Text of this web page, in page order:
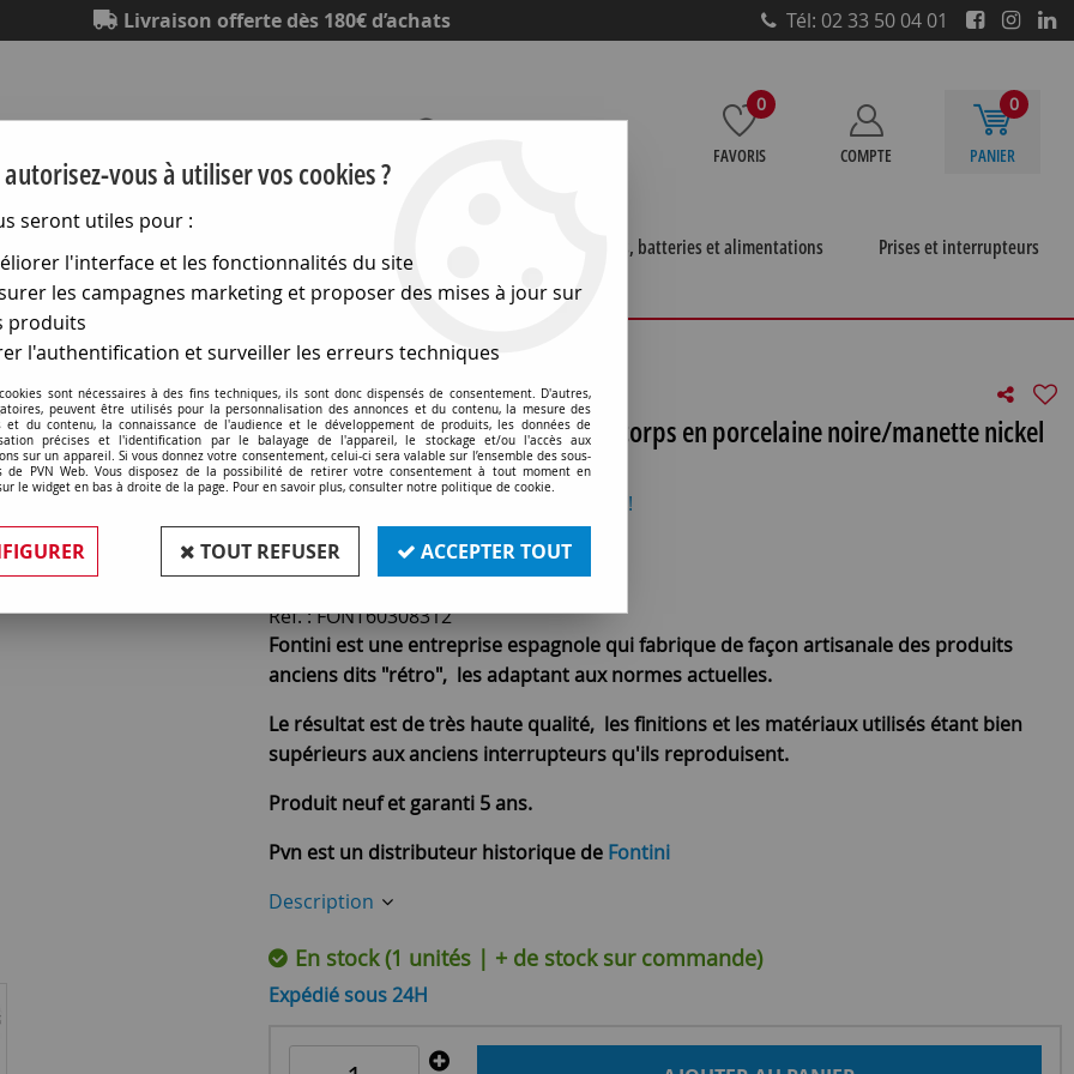
Livraison offerte dès 180€ d’achats Tél: 02 33 50 04 01
0
FAVORIS COMPTE
0
PANIER
Piles, batteries et alimentations
Prises et interrupteurs
interrupteurs en saillie Dimbler>Interrupteur Dimbler va-et-vient, corps en porcelaine noire/manette nickel
Interrupteur Dimbler va-et-vient, corps en porcelaine noire/manette nickel
noir (60308312)
Soyez le premier à donner votre avis !
46,90 €TTC
Réf. :FONT60308312
Fontini est une entreprise espagnole qui fabrique de façon artisanale des produits
anciens dits "rétro", les adaptant aux normes actuelles.
Le résultat est de très haute qualité, les finitions et les matériaux utilisés étant bien
supérieurs aux anciens interrupteurs qu'ils reproduisent.
Produit neuf et garanti 5 ans.
Pvn est un distributeur historique de Fontini
Description
En stock (1 unités | + de stock sur commande)
Expédié sous 24H
vous à utiliser vos cookies ?
seront utiles pour :
l'interface et les fonctionnalités du site
les campagnes marketing et proposer des mises à jour sur
produits
l'authentification et surveiller les erreurs techniques
sont nécessaires à des fins techniques, ils sont donc dispensés de consentement. D'autres,
peuvent être utilisés pour la personnalisation des annonces et du contenu, la mesure des
et du contenu, la connaissance de l'audience et le développement de produits, les données de
précises et l'identification par le balayage de l'appareil, le stockage et/ou l'accès aux
sur un appareil. Si vous donnez votre consentement, celui-ci sera valable sur l’ensemble des sous-
de PVN Web. Vous disposez de la possibilité de retirer votre consentement à tout moment en
le widget en bas à droite de la page. Pour en savoir plus, consulter notre politique de cookie.
TOUT REFUSER ACCEPTER TOUT